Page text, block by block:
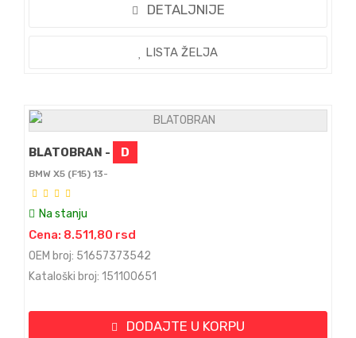
DETALJNIJE
LISTA ŽELJA
BLATOBRAN - D
BMW X5 (F15) 13-
Na stanju
Cena: 8.511,80 rsd
OEM broj: 51657373542
Kataloški broj: 151100651
DODAJTE U KORPU